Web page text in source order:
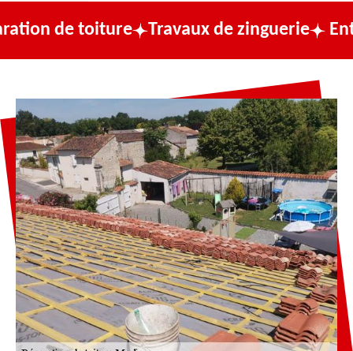
Travaux de zinguerie Entreprise de